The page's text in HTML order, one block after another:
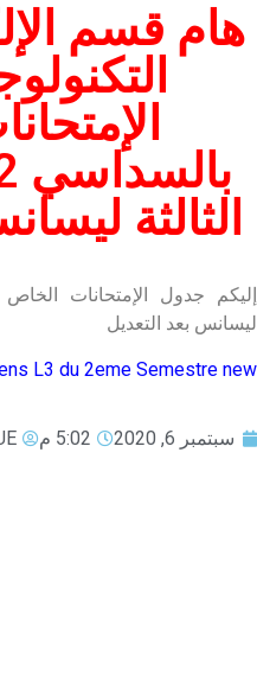
هام قسم
الثالثة
ليسانس بعد التعديل
L3 du 2eme Semestre new
سبتمبر 6, 2020 5:02 م